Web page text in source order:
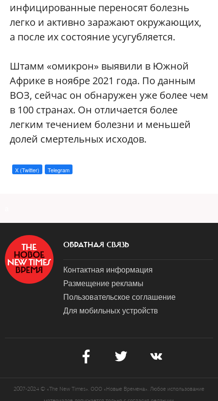
инфицированные переносят болезнь
легко и активно заражают окружающих,
а после их состояние усугубляется.
Штамм «омикрон» выявили в Южной
Африке в ноябре 2021 года. По данным
ВОЗ, сейчас он обнаружен уже более чем
в 100 странах. Он отличается более
легким течением болезни и меньшей
долей смертельных исходов.
X (Twitter) Telegram
ОБРАТНАЯ СВЯЗЬ
Контактная информация
Размещение рекламы
Пользовательское соглашение
Для мобильных устройств
2007-2024 © «The New Times». ООО «Новые Времена». Любое использование